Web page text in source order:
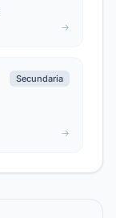
Secundaria